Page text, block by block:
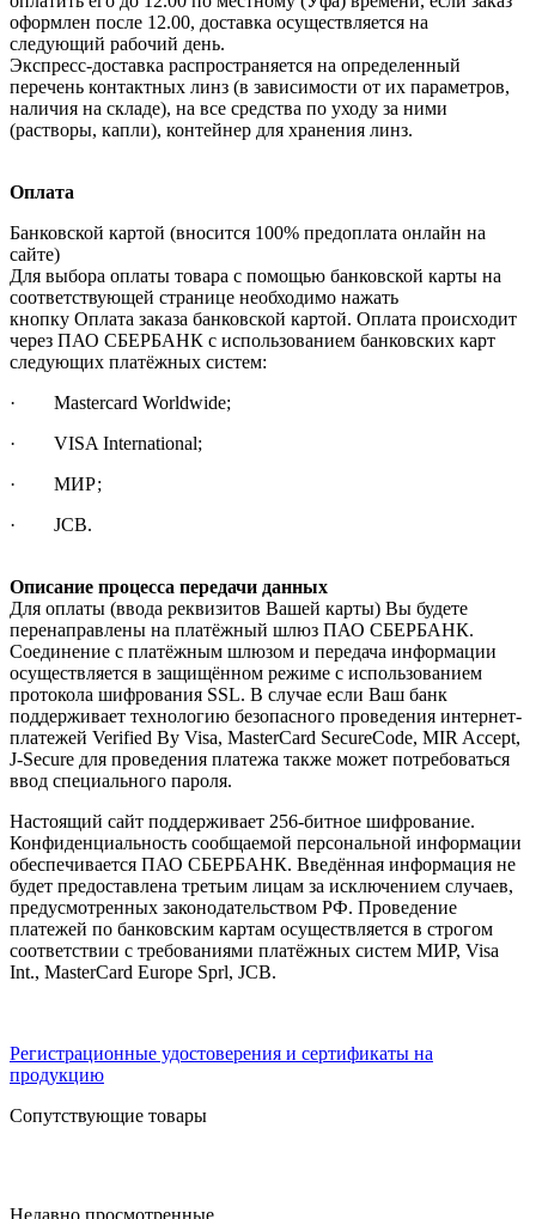
оформлен после 12.00, доставка осуществляется на
следующий рабочий день.
Экспресс-доставка распространяется на определенный
перечень контактных линз (в зависимости от их параметров,
наличия на складе), на все средства по уходу за ними
(растворы, капли), контейнер для хранения линз.
Оплата
Банковской картой (вносится 100% предоплата онлайн на
сайте)
Для выбора оплаты товара с помощью банковской карты на
соответствующей странице необходимо нажать
кнопку Оплата заказа банковской картой. Оплата происходит
через ПАО СБЕРБАНК с использованием банковских карт
следующих платёжных систем:
· Mastercard Worldwide;
· VISA International;
· МИР;
· JCB.
Описание процесса передачи данных
Для оплаты (ввода реквизитов Вашей карты) Вы будете
перенаправлены на платёжный шлюз ПАО СБЕРБАНК.
Соединение с платёжным шлюзом и передача информации
осуществляется в защищённом режиме с использованием
протокола шифрования SSL. В случае если Ваш банк
поддерживает технологию безопасного проведения интернет-
платежей Verified By Visa, MasterCard SecureCode, MIR Accept,
J-Secure для проведения платежа также может потребоваться
ввод специального пароля.
Настоящий сайт поддерживает 256-битное шифрование.
Конфиденциальность сообщаемой персональной информации
обеспечивается ПАО СБЕРБАНК. Введённая информация не
будет предоставлена третьим лицам за исключением случаев,
предусмотренных законодательством РФ. Проведение
платежей по банковским картам осуществляется в строгом
соответствии с требованиями платёжных систем МИР, Visa
Int., MasterCard Europe Sprl, JCB.
Регистрационные удостоверения и сертификаты на
продукцию
Сопутствующие товары
Недавно просмотренные